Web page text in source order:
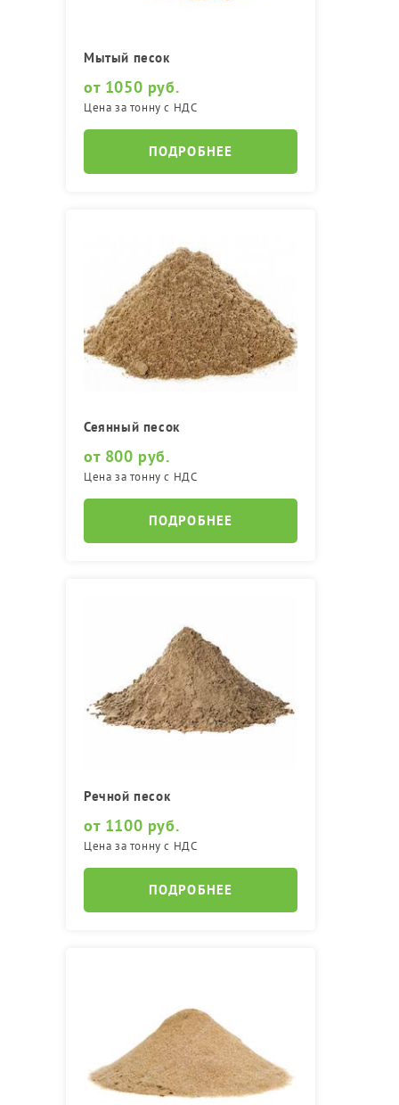
Мытый песок
от 1050 руб.
Цена за тонну с НДС
ПОДРОБНЕЕ
Сеянный песок
от 800 руб.
Цена за тонну с НДС
ПОДРОБНЕЕ
Речной песок
от 1100 руб.
Цена за тонну с НДС
ПОДРОБНЕЕ